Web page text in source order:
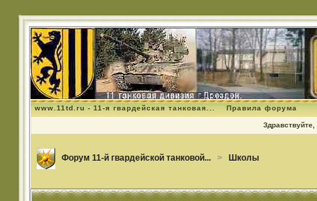
www.11td.ru - 11-я гвардейская танковая... Правила форума
Здравствуйте,
Форум 11-й гвардейской танковой... > Школы